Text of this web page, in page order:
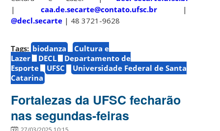
|caa.de.secarte@contato.ufsc.br |
@decl.secarte | 48 3721-9628
Tags: biodanza
Cultura e
Lazer
DECL
Departamento de
Esporte
UFSC
Universidade Federal de Santa
Catarina
Fortalezas da UFSC fecharão
nas segundas-feiras